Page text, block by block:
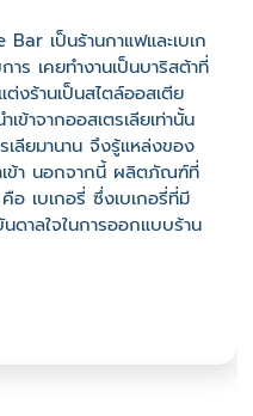
เป็นร้านกาแฟและเบเก
ร เคยทำงานเป็นบาริสต้าที่
งร้านเป็นสไตล์ออสเตีย
ข้าจากออสเตรเลียเท่านั้น
เลียมานาน จึงรู้แหล่งของ
เข้า นอกจากนี้ ผลิตภัณฑ์ที่
อ เบเกอรี่ ซึ่งเบเกอรี่ที่มี
าลใจในการออกแบบร้าน